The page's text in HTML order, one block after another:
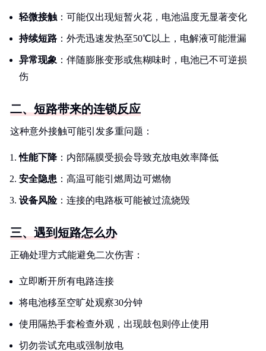
轻微接触 ：可能仅出现短暂火花，电池温度无显著变化
持续短路 ：外壳迅速发热至50℃以上，电解液可能泄漏
异常现象 ：伴随膨胀变形或焦糊味时，电池已不可逆损
伤
二、短路带来的连锁反应
这种意外接触可能引发多重问题：
性能下降：内部隔膜受损会导致充放电效率降低
安全隐患 ：高温可能引燃周边可燃物
设备风险：连接的电路板可能被过流烧毁
三、遇到短路怎么办
正确处理方式能避免二次伤害：
立即断开所有电路连接
将电池移至空旷处观察30分钟
使用隔热手套检查外观，出现鼓包则停止使用
切勿尝试充电或强制放电